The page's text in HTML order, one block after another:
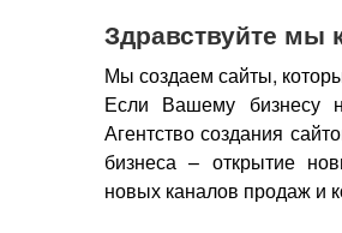
Здравствуйте мы
Мы создаем сайты,
Если Вашему бизнесу
Агентство создания
бизнеса – открытие
новых каналов продаж и